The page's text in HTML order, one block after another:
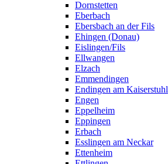
Dornstetten
Eberbach
Ebersbach an der Fils
Ehingen (Donau)
Eislingen/Fils
Ellwangen
Elzach
Emmendingen
Endingen am Kaiserstuhl
Engen
Eppelheim
Eppingen
Erbach
Esslingen am Neckar
Ettenheim